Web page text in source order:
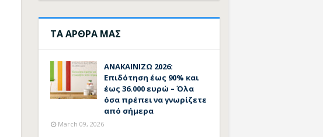
ΤΑ ΑΡΘΡΑ ΜΑΣ
ΑΝΑΚΑΙΝΙΖΩ 2026:
Επιδότηση έως 90% και
έως 36.000 ευρώ – Όλα
όσα πρέπει να γνωρίζετε
από σήμερα
March 09, 2026